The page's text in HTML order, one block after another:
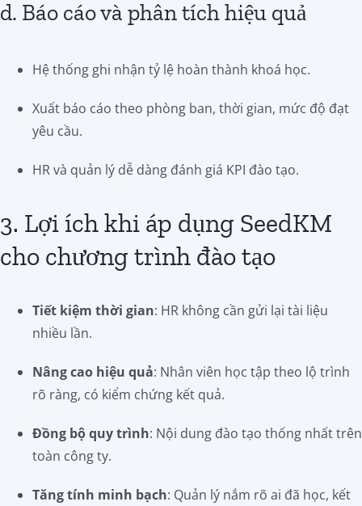
d. Báo cáo và phân tích hiệu quả
Hệ thống ghi nhận tỷ lệ hoàn thành khoá học.
Xuất báo cáo theo phòng ban, thời gian, mức độ đạt
yêu cầu.
HR và quản lý dễ dàng đánh giá KPI đào tạo.
3. Lợi ích khi áp dụng SeedKM
cho chương trình đào tạo
Tiết kiệm thời gian: HR không cần gửi lại tài liệu
nhiều lần.
Nâng cao hiệu quả: Nhân viên học tập theo lộ trình
rõ ràng, có kiểm chứng kết quả.
Đồng bộ quy trình: Nội dung đào tạo thống nhất trên
toàn công ty.
Tăng tính minh bạch: Quản lý nắm rõ ai đã học, kết